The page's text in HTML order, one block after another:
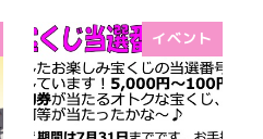
イベント